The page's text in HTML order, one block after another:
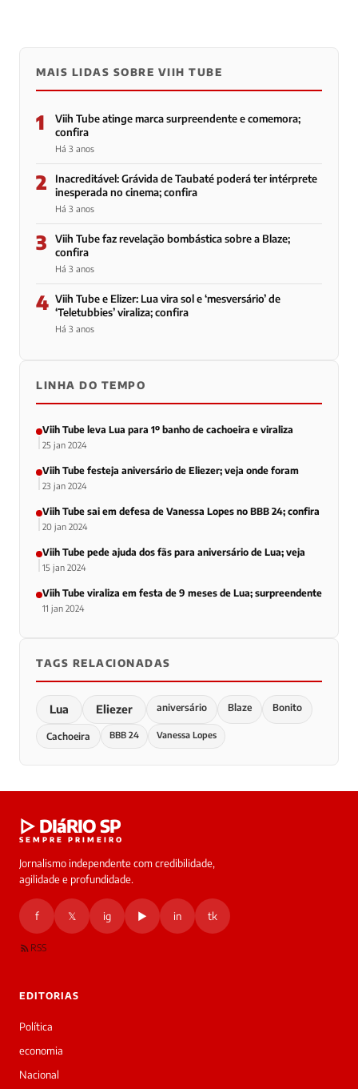
MAIS LIDAS SOBRE VIIH TUBE
1
Viih Tube atinge marca surpreendente e comemora;
confira
Há 3 anos
2
Inacreditável: Grávida de Taubaté poderá ter intérprete
inesperada no cinema; confira
Há 3 anos
3
Viih Tube faz revelação bombástica sobre a Blaze;
confira
Há 3 anos
4 Viih Tube e Elizer: Lua vira sol e ‘mesversário’ de
‘Teletubbies’ viraliza; confira
Há 3 anos
LINHA DO TEMPO
Viih Tube leva Lua para 1º banho de cachoeira e viraliza
25 jan 2024
Viih Tube festeja aniversário de Eliezer; veja onde foram
23 jan 2024
Viih Tube sai em defesa de Vanessa Lopes no BBB 24; confira
20 jan 2024
Viih Tube pede ajuda dos fãs para aniversário de Lua; veja
15 jan 2024
Viih Tube viraliza em festa de 9 meses de Lua; surpreendente
11 jan 2024
TAGS RELACIONADAS
Lua Eliezer aniversário Blaze Bonito
Cachoeira BBB 24 Vanessa Lopes
▷ DIáRIO SP
SEMPRE PRIMEIRO
Jornalismo independente com credibilidade,
agilidade e profundidade.
f 𝕏 ig ▶ in tk
RSS
EDITORIAS
Política
economia
Nacional